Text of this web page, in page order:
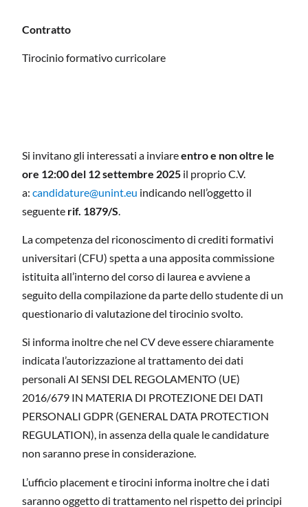
Contratto
Tirocinio formativo curricolare
Si invitano gli interessati a inviareentro e non oltre le
ore 12:00 del 12 settembre 2025 il proprio C.V.
a: candidature@unint.eu indicando nell’oggetto il
seguente rif. 1879/S
La competenza del riconoscimento di crediti formativi
universitari (CFU) spetta a una apposita commissione
istituita all’interno del corso di laurea e avviene a
seguito della compilazione da parte dello studente di un
questionario di valutazione del tirocinio svolto.
Si informa inoltre che nel CV deve essere chiaramente
indicata l’autorizzazione al trattamento dei dati
personali AI SENSI DEL REGOLAMENTO (UE)
2016/679 IN MATERIA DI PROTEZIONE DEI DATI
PERSONALI GDPR (GENERAL DATA PROTECTION
REGULATION), in assenza della quale le candidature
non saranno prese in considerazione.
L’ufficio placement e tirocini informa inoltre che i dati
saranno oggetto di trattamento nel rispetto dei principi